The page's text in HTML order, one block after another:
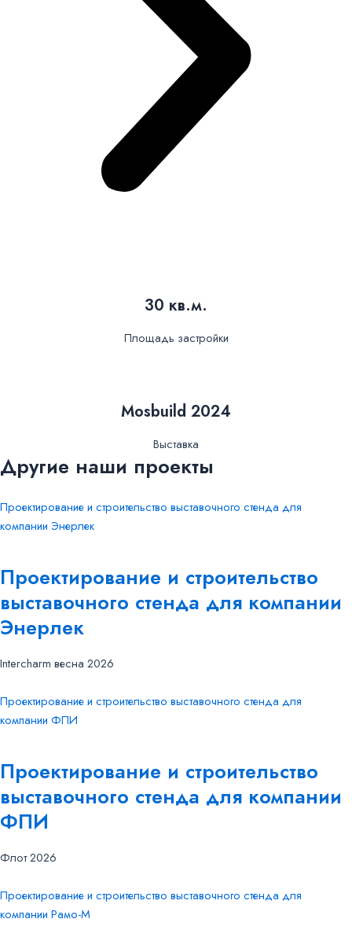
30 кв.м.
Площадь застройки
Mosbuild 2024
Выставка
Другие наши проекты
Проектирование и строительство выставочного стенда для
компании Энерлек
Проектирование и строительство
выставочного стенда для компании
Энерлек
Intercharm весна 2026
Проектирование и строительство выставочного стенда для
компании ФПИ
Проектирование и строительство
выставочного стенда для компании
ФПИ
Флот 2026
Проектирование и строительство выставочного стенда для
компании Рамо-М